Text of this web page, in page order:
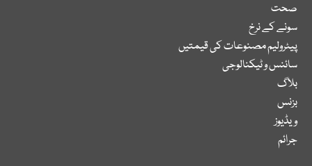
صحت
سونے کے نرخ
پیٹرولیم مصنوعات کی قیمتیں
سائنس و ٹیکنالوجی
بلاگ
بزنس
ویڈیوز
جرائم